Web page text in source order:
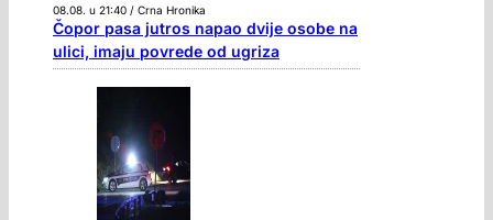
08.08. u 21:40 / Crna Hronika
Čopor pasa jutros napao dvije osobe na
ulici, imaju povrede od ugriza